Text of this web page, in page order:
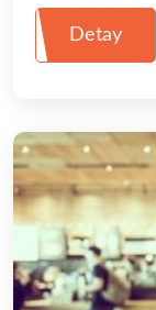
Detay